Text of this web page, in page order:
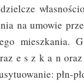
na umowie
e s z k a n
płn-